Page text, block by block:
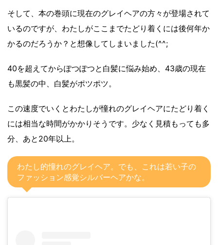
そして、本の巻頭に現在のグレイヘアの方々が登場されて
いるのですが、わたしがここまでたどり着くには後何年か
かるのだろうか？と想像してしまいました(^^;
40を超えてからぽつぽつと白髪に悩み始め、43歳の現在
も黒髪の中、白髪がポツポツ。
この速度でいくとわたしが憧れのグレイヘアにたどり着く
には相当な時間がかかりそうです。少なく見積もっても多
分、あと20年以上。
わたし的憧れのグレイヘア。でも、これは若い子の
ファッション感覚シルバーヘアかな。